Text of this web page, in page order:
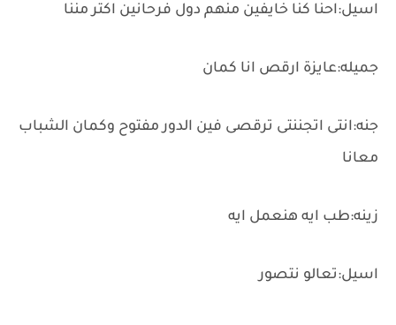
اسيل:احنا كنا خايفين منهم دول فرحانين اكتر مننا
جميله:عايزة ارقص انا كمان
جنه:انتى اتجننتى ترقصى فين الدور مفتوح وكمان الشباب
معانا
زينه:طب ايه هنعمل ايه
اسيل:تعالو نتصور